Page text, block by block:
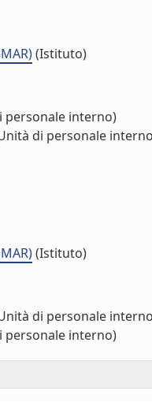
(Istituto)
personale interno)
di personale
(Istituto)
di personale
personale interno)